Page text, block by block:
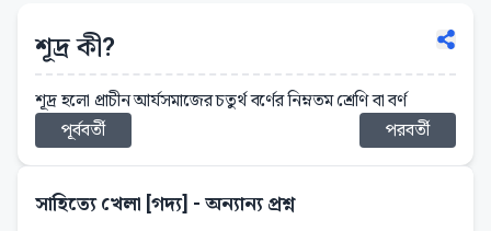
শূদ্র কী?
শূদ্র হলো প্রাচীন আর্যসমাজের চতুর্থ বর্ণের নিম্নতম শ্রেণি বা বর্ণ
পূর্ববর্তী
পরবর্তী
সাহিত্যে খেলা [গদ্য] - অন্যান্য প্রশ্ন